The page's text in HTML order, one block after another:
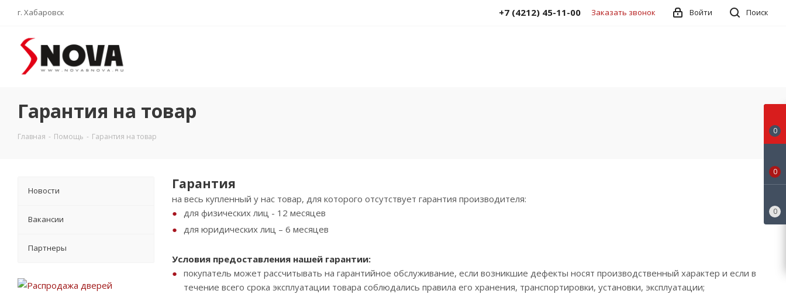
г. Хабаровск Поиск
Войти
+7 (4212) 45-11-00 Заказать звонок
Гарантия на товар
Главная - Помощь - Гарантия на товар
Гарантия
на весь купленный у нас товар, для которого отсутствует гарантия производителя:
для физических лиц - 12 месяцев
для юридических лиц – 6 месяцев
Условия предоставления нашей гарантии:
покупатель может рассчитывать на гарантийное обслуживание, если возникшие дефекты носят производственный характер и если в
течение всего срока эксплуатации товара соблюдались правила его хранения, транспортировки, установки, эксплуатации;
Новости
Вакансии
Партнеры
0
0
0